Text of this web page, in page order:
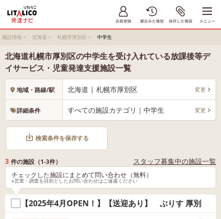
施設情報 > 北海道 > 札幌市厚別区 > 中学生
北海道札幌市厚別区の中学生を受け入れている放課後等デ
イサービス・児童発達支援施設一覧
地域・路線/駅 北海道 | 札幌市厚別区 変更
詳細条件 すべての施設カテゴリ｜中学生 変更
検索条件を保存する
3 件の施設（1-3件） スタッフ募集中の施設一覧
チェックした施設にまとめて問い合わせ（無料）
※営業・調査を目的としたお問い合わせはご遠慮ください
【2025年4月OPEN！】【送迎あり】 ぶりす 厚別